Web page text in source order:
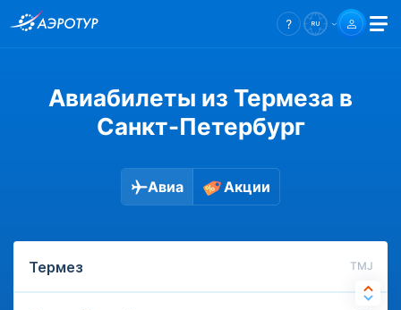
Авиабилеты из Термеза в
Санкт-Петербург
Авиа Акции
TMJ